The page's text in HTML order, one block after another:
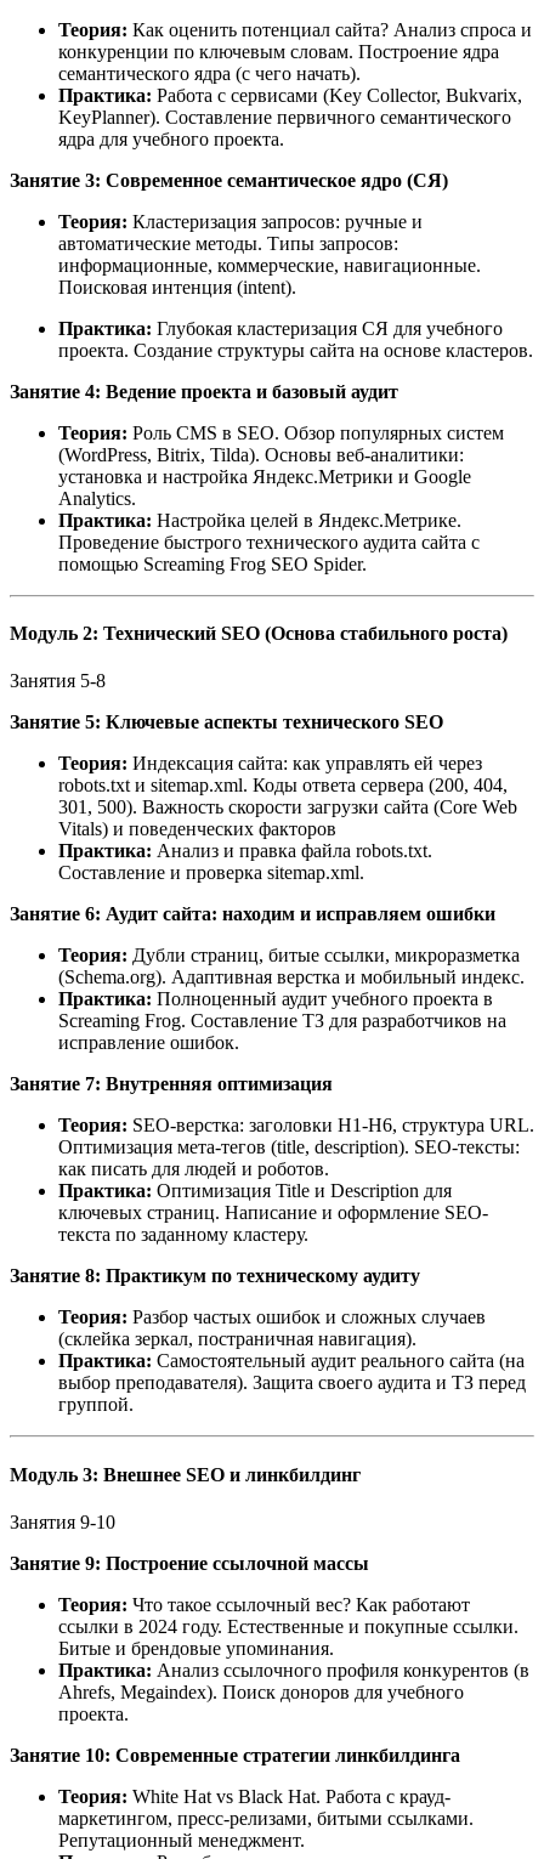
Теория: Как оценить потенциал сайта? Анализ спроса и
конкуренции по ключевым словам. Построение ядра
семантического ядра (с чего начать).
Практика: Работа с сервисами (Key Collector, Bukvarix,
KeyPlanner). Составление первичного семантического
ядра для учебного проекта.
Занятие 3: Современное семантическое ядро (СЯ)
Теория: Кластеризация запросов: ручные и
автоматические методы. Типы запросов:
информационные, коммерческие, навигационные.
Поисковая интенция (intent).
Практика: Глубокая кластеризация СЯ для учебного
проекта. Создание структуры сайта на основе кластеров.
Занятие 4: Ведение проекта и базовый аудит
Теория: Роль CMS в SEO. Обзор популярных систем
(WordPress, Bitrix, Tilda). Основы веб-аналитики:
установка и настройка Яндекс.Метрики и Google
Analytics.
Практика: Настройка целей в Яндекс.Метрике.
Проведение быстрого технического аудита сайта с
помощью Screaming Frog SEO Spider.
Модуль 2: Технический SEO (Основа стабильного роста)
Занятия 5-8
Занятие 5: Ключевые аспекты технического SEO
Теория: Индексация сайта: как управлять ей через
robots.txt и sitemap.xml. Коды ответа сервера (200, 404,
301, 500). Важность скорости загрузки сайта (Core Web
Vitals) и поведенческих факторов
Практика: Анализ и правка файла robots.txt.
Составление и проверка sitemap.xml.
Занятие 6: Аудит сайта: находим и исправляем ошибки
Теория: Дубли страниц, битые ссылки, микроразметка
(Schema.org). Адаптивная верстка и мобильный индекс.
Практика: Полноценный аудит учебного проекта в
Screaming Frog. Составление ТЗ для разработчиков на
исправление ошибок.
Занятие 7: Внутренняя оптимизация
Теория: SEO-верстка: заголовки H1-H6, структура URL.
Оптимизация мета-тегов (title, description). SEO-тексты:
как писать для людей и роботов.
Практика: Оптимизация Title и Description для
ключевых страниц. Написание и оформление SEO-
текста по заданному кластеру.
Занятие 8: Практикум по техническому аудиту
Теория: Разбор частых ошибок и сложных случаев
(склейка зеркал, постраничная навигация).
Практика: Самостоятельный аудит реального сайта (на
выбор преподавателя). Защита своего аудита и ТЗ перед
группой.
Модуль 3: Внешнее SEO и линкбилдинг
Занятия 9-10
Занятие 9: Построение ссылочной массы
Теория: Что такое ссылочный вес? Как работают
ссылки в 2024 году. Естественные и покупные ссылки.
Битые и брендовые упоминания.
Практика: Анализ ссылочного профиля конкурентов (в
Ahrefs, Megaindex). Поиск доноров для учебного
проекта.
Занятие 10: Современные стратегии линкбилдинга
Теория: White Hat vs Black Hat. Работа с крауд-
маркетингом, пресс-релизами, битыми ссылками.
Репутационный менеджмент.